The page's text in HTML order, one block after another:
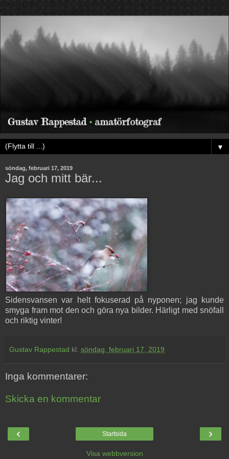
▼
söndag, februari 17, 2019
Jag och mitt bär...
Sidensvansen var helt fokuserad på nyponen; jag kunde
smyga fram mot den och göra nya bilder. Härligt med snöfall
och riktig vinter!
Gustav Rappestad kl. söndag, februari 17, 2019
Inga kommentarer:
Skicka en kommentar
‹ ›
Startsida
Visa webbversion